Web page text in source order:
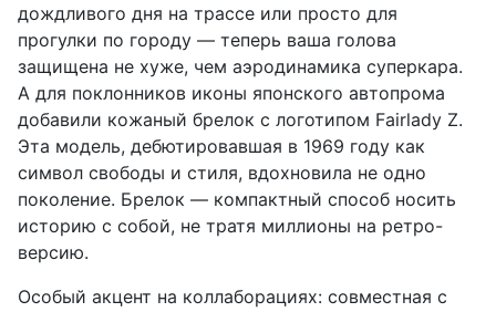
дождливого дня на трассе или просто для
прогулки по городу — теперь ваша голова
защищена не хуже, чем аэродинамика суперкара.
А для поклонников иконы японского автопрома
добавили кожаный брелок с логотипом Fairlady Z.
Эта модель, дебютировавшая в 1969 году как
символ свободы и стиля, вдохновила не одно
поколение. Брелок — компактный способ носить
историю с собой, не тратя миллионы на ретро-
версию.
Особый акцент на коллаборациях: совместная с